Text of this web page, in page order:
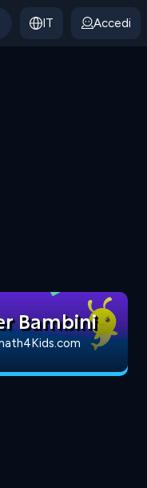
IT Accedi
Bambini